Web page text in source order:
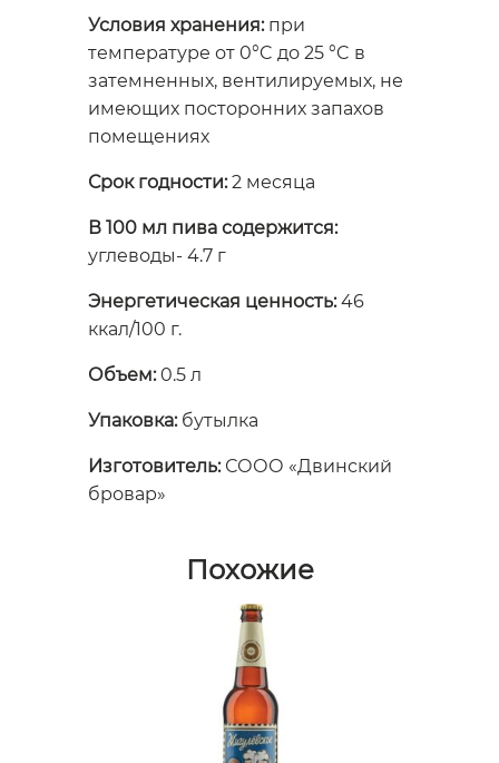
Условия хранения:при
температуре от 0°C до 25 °C в
затемненных, вентилируемых, не
имеющих посторонних запахов
помещениях
Срок годности:2 месяца
В 100 мл пива содержится:
углеводы- 4.7 г
Энергетическая ценность:46
ккал/100 г.
Объем:0.5 л
Упаковка: бутылка
Изготовитель:СООО «Двинский
бровар»
Похожие